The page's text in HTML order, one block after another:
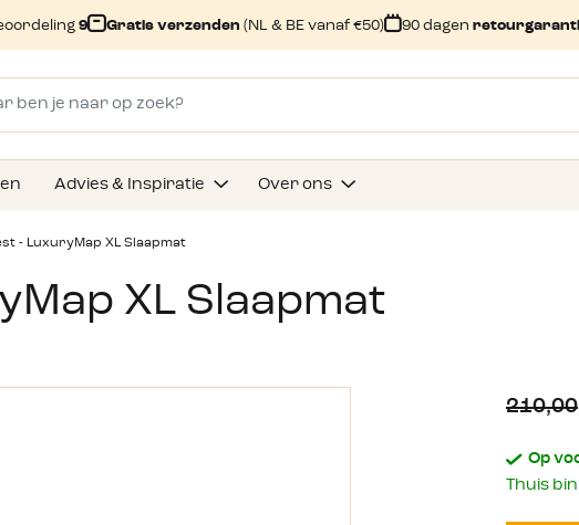
9 Gratis verzenden (NL & BE vanaf €50) 90 dagen
Advies & Inspiratie Over ons
- LuxuryMap XL Slaapmat
XL Slaapmat
210,00
Op
Thuis